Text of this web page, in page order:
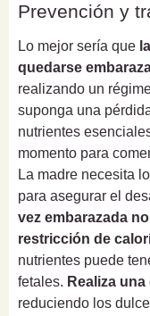
Prevención y
Lo mejor sería que
quedarse
realizando un
suponga una
nutrientes
momento para
La madre necesita
para asegurar el
vez embarazada
restricción de
nutrientes puede
fetales. Realiza
reduciendo los